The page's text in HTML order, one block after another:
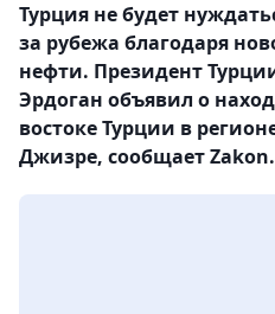
Турция не будет
за рубежа благодаря
нефти. Президент
Эрдоган объявил о
востоке Турции в
Джизре, сообщает